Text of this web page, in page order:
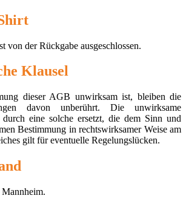
von der Rückgabe ausgeschlossen.
Klausel
dieser AGB unwirksam ist, bleiben die
davon unberührt. Die unwirksame
eine solche ersetzt, die dem Sinn und
Bestimmung in rechtswirksamer Weise am
gilt für eventuelle Regelungslücken.